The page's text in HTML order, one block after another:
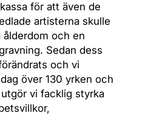
för att även de
artisterna skulle
ålderdom och en
Sedan dess
och vi
över 130 yrken och
vi facklig styrka